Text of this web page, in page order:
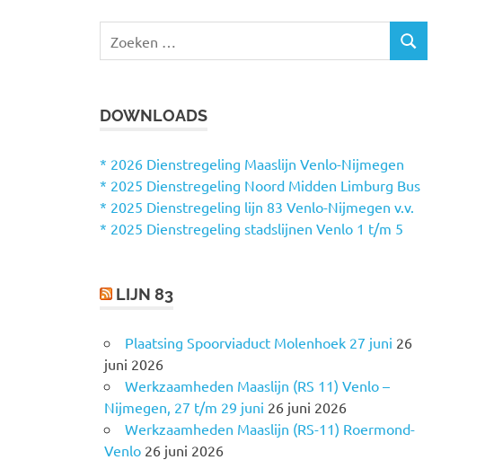
e
n
a
a
r
Z
DOWNLOADS
* 2026 Dienstregeling Maaslijn Venlo-Nijmegen
* 2025 Dienstregeling Noord Midden Limburg Bus
* 2025 Dienstregeling lijn 83 Venlo-Nijmegen v.v.
* 2025 Dienstregeling stadslijnen Venlo 1 t/m 5
LIJN 83
Plaatsing Spoorviaduct Molenhoek 27 juni 26
juni 2026
Werkzaamheden Maaslijn (RS 11) Venlo –
Nijmegen, 27 t/m 29 juni 26 juni 2026
Werkzaamheden Maaslijn (RS-11) Roermond-
Venlo 26 juni 2026